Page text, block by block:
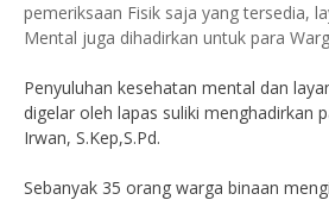
pemeriksaan Fisik saja yang tersedia,
Mental juga dihadirkan untuk para
Penyuluhan kesehatan mental dan
digelar oleh lapas suliki menghadirkan
Irwan, S.Kep,S.Pd.
Sebanyak 35 orang warga binaan